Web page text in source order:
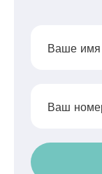
Ваше имя
Ваш